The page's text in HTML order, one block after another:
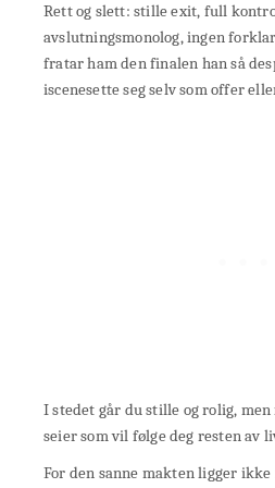
Rett og slett: stille exit, full
avslutningsmonolog, ingen
fratar ham den finalen han så
iscenesette seg selv som offer
I stedet går du stille og rolig, men
seier som vil følge deg resten av
For den sanne makten ligger